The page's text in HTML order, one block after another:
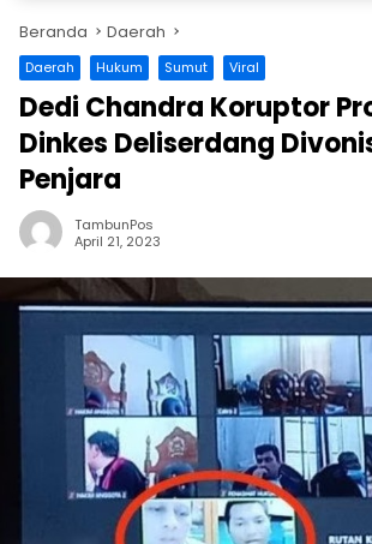
Beranda Daerah
Daerah Hukum Sumut Viral
Dedi Chandra Koruptor
Dinkes Deliserdang
Penjara
TambunPos
April 21, 2023